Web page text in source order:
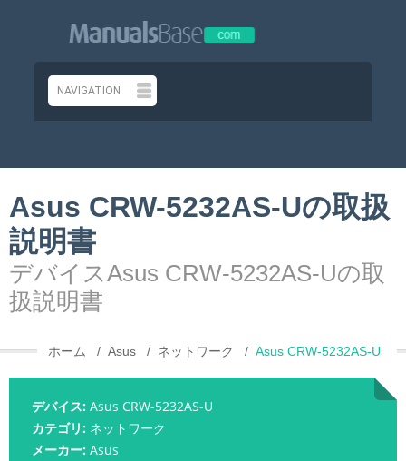
Asus CRW-5232AS-Uの取扱
説明書
デバイスAsus CRW-5232AS-Uの取
扱説明書
ホーム Asus ネットワーク Asus CRW-5232AS-U
デバイス: Asus CRW-5232AS-U
カテゴリ: ネットワーク
メーカー: Asus